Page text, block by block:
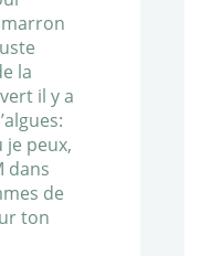
la
il y a
je peux,
dans
de
ton